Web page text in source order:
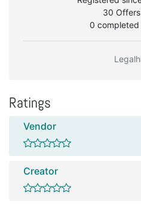
30
0 completed
Ratings
Vendor
Creator